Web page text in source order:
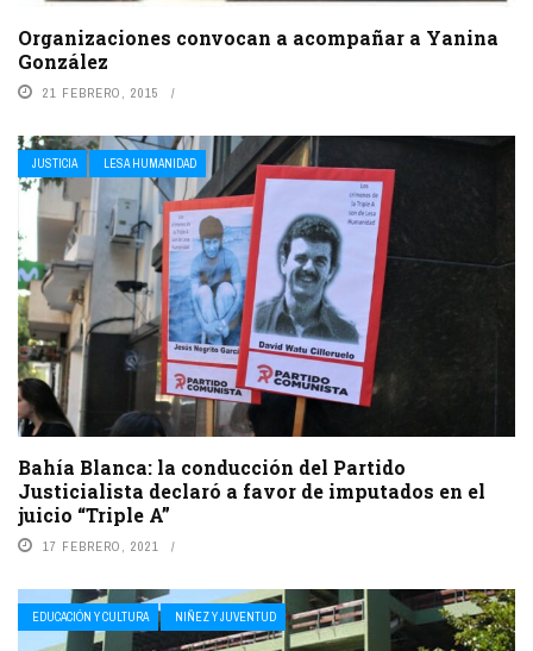
Organizaciones convocan a acompañar a Yanina
González
21 FEBRERO, 2015
JUSTICIA LESA HUMANIDAD
Bahía Blanca: la conducción del Partido
Justicialista declaró a favor de imputados en el
juicio “Triple A”
17 FEBRERO, 2021
EDUCACIÓN Y CULTURA NIÑEZ Y JUVENTUD